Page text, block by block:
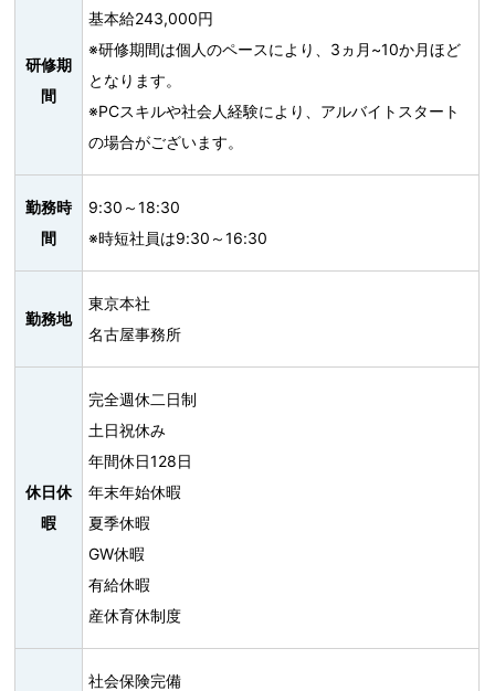
研修期
間
基本給243,000円
※研修期間は個人のペースにより、3ヵ月~10か月ほど
となります。
※PCスキルや社会人経験により、アルバイトスタート
の場合がございます。
勤務時
間
9:30～18:30
※時短社員は9:30～16:30
勤務地
東京本社
名古屋事務所
休日休
暇
完全週休二日制
土日祝休み
年間休日128日
年末年始休暇
夏季休暇
GW休暇
有給休暇
産休育休制度
社会保険完備